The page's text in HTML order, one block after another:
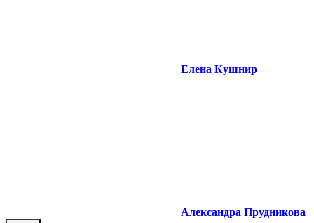
Елена Кушнир
Александра Прудникова